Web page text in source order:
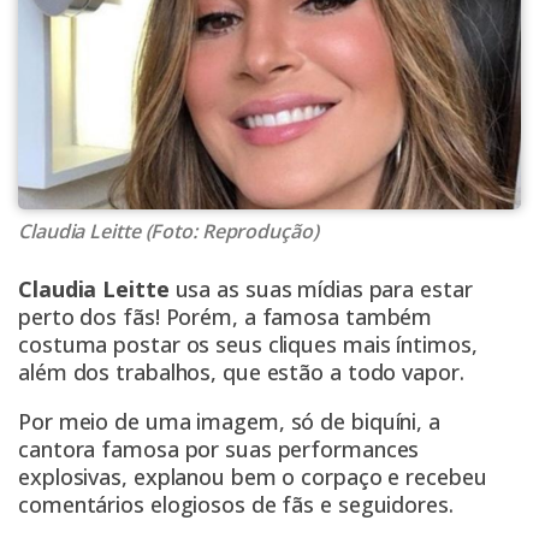
Claudia Leitte (Foto: Reprodução)
Claudia Leitte usa as suas mídias para estar
perto dos fãs! Porém, a famosa também
costuma postar os seus cliques mais íntimos,
além dos trabalhos, que estão a todo vapor.
Por meio de uma imagem, só de biquíni, a
cantora famosa por suas performances
explosivas, explanou bem o corpaço e recebeu
comentários elogiosos de fãs e seguidores.